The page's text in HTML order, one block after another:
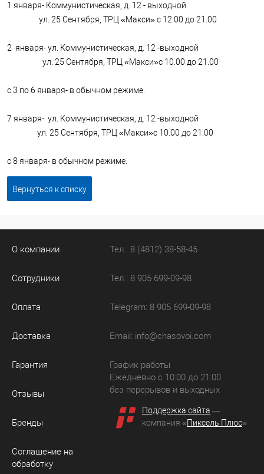
1 января- Коммунистическая, д. 12 - выходной.
ул. 25 Сентября, ТРЦ «Макси» с 12.00 до 21.00
2 января- ул. Коммунистическая, д. 12 -выходной
ул. 25 Сентября, ТРЦ «Макси»с 10.00 до 21.00
с 3 по 6 января- в обычном режиме.
7 января- ул. Коммунистическая, д. 12 -выходной
ул. 25 Сентября, ТРЦ «Макси»с 10.00 до 21.00
с 8 января- в обычном режиме.
Вернуться к списку
О компании
Сотрудники
Оплата
Доставка
Гарантия
Отзывы
Бренды
Соглашение на
обработку
Тел.: 8 (4812) 38-58-45
Тел.: 8 905 699-09-98
Telegram: 8 905 699-09-98
Email: info@chasovoi.com
График работы
Ежедневно с 10:00 до 21:00
без перерывов и выходных
Поддержка сайта —
компания «Пиксель Плюс»